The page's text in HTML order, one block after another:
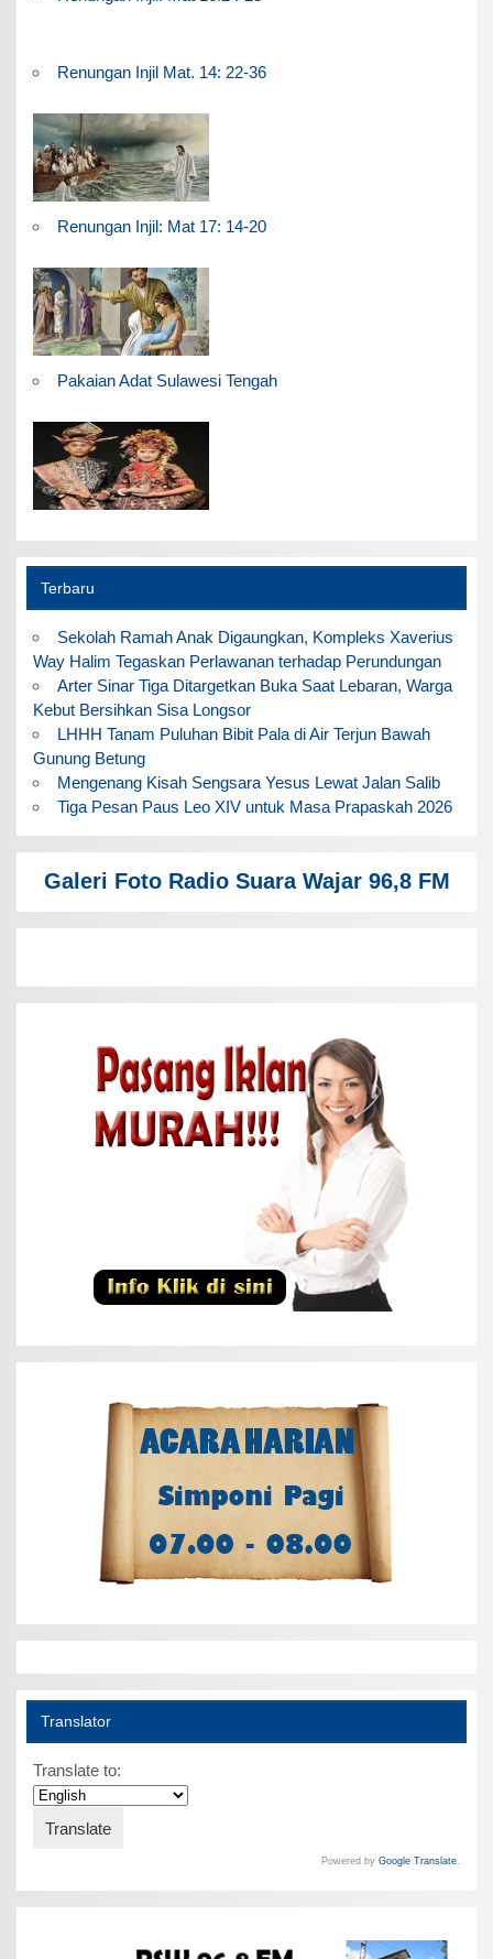
Renungan Injil Mat. 14: 22-36
Renungan Injil: Mat 17: 14-20
Pakaian Adat Sulawesi Tengah
Terbaru
Sekolah Ramah Anak Digaungkan, Kompleks Xaverius
Way Halim Tegaskan Perlawanan terhadap Perundungan
Arter Sinar Tiga Ditargetkan Buka Saat Lebaran, Warga
Kebut Bersihkan Sisa Longsor
LHHH Tanam Puluhan Bibit Pala di Air Terjun Bawah
Gunung Betung
Mengenang Kisah Sengsara Yesus Lewat Jalan Salib
Tiga Pesan Paus Leo XIV untuk Masa Prapaskah 2026
Galeri Foto Radio Suara Wajar 96,8 FM
Translator
Translate to:
Powered by Google Translate.